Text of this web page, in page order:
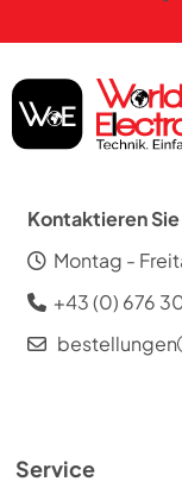
Kontaktieren Sie
Montag -
+43 (0) 676
bestellungen
Service